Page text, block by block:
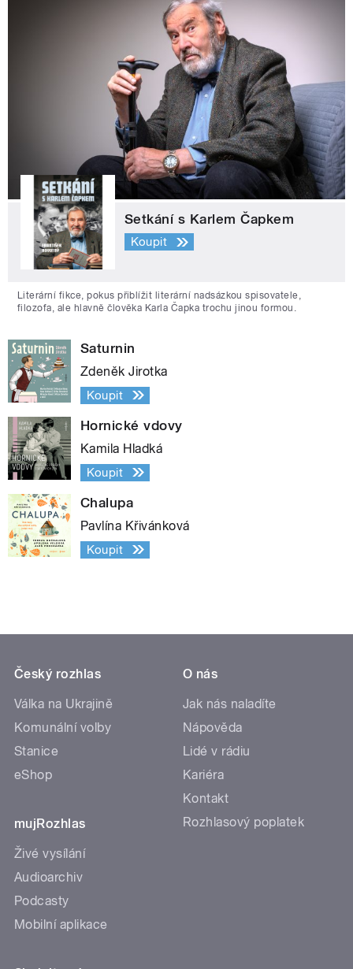
Setkání s Karlem Čapkem
Koupit
Literární fikce, pokus přiblížit literární nadsázkou spisovatele,
filozofa, ale hlavně člověka Karla Čapka trochu jinou formou.
Saturnin
Zdeněk Jirotka
Koupit
Hornické vdovy
Kamila Hladká
Koupit
Chalupa
Pavlína Křivánková
Koupit
Český rozhlas
Válka na Ukrajině
Komunální volby
Stanice
eShop
mujRozhlas
Živé vysílání
Audioarchiv
Podcasty
Mobilní aplikace
O nás
Jak nás naladíte
Nápověda
Lidé v rádiu
Kariéra
Kontakt
Rozhlasový poplatek